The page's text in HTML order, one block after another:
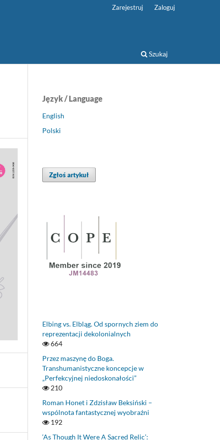
Szukaj
Zarejestruj Zaloguj
Język / Language
English
Polski
Zgłoś artykuł
Elbing vs. Elbląg. Od spornych ziem do
reprezentacji dekolonialnych
664
Przez maszynę do Boga.
Transhumanistyczne koncepcje w
„Perfekcyjnej niedoskonałości”
210
Roman Honet i Zdzisław Beksiński –
wspólnota fantastycznej wyobraźni
192
‘As Though It Were A Sacred Relic’: